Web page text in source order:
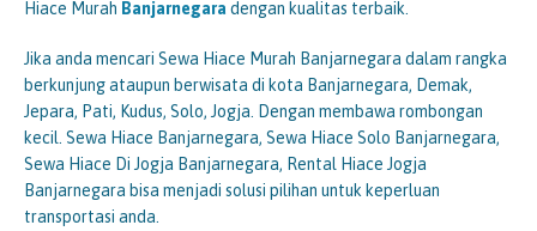
Hiace Murah Banjarnegara dengan kualitas terbaik.
Jika anda mencari Sewa Hiace Murah Banjarnegara dalam rangka
berkunjung ataupun berwisata di kota Banjarnegara, Demak,
Jepara, Pati, Kudus, Solo, Jogja. Dengan membawa rombongan
kecil. Sewa Hiace Banjarnegara, Sewa Hiace Solo Banjarnegara,
Sewa Hiace Di Jogja Banjarnegara, Rental Hiace Jogja
Banjarnegara bisa menjadi solusi pilihan untuk keperluan
transportasi anda.